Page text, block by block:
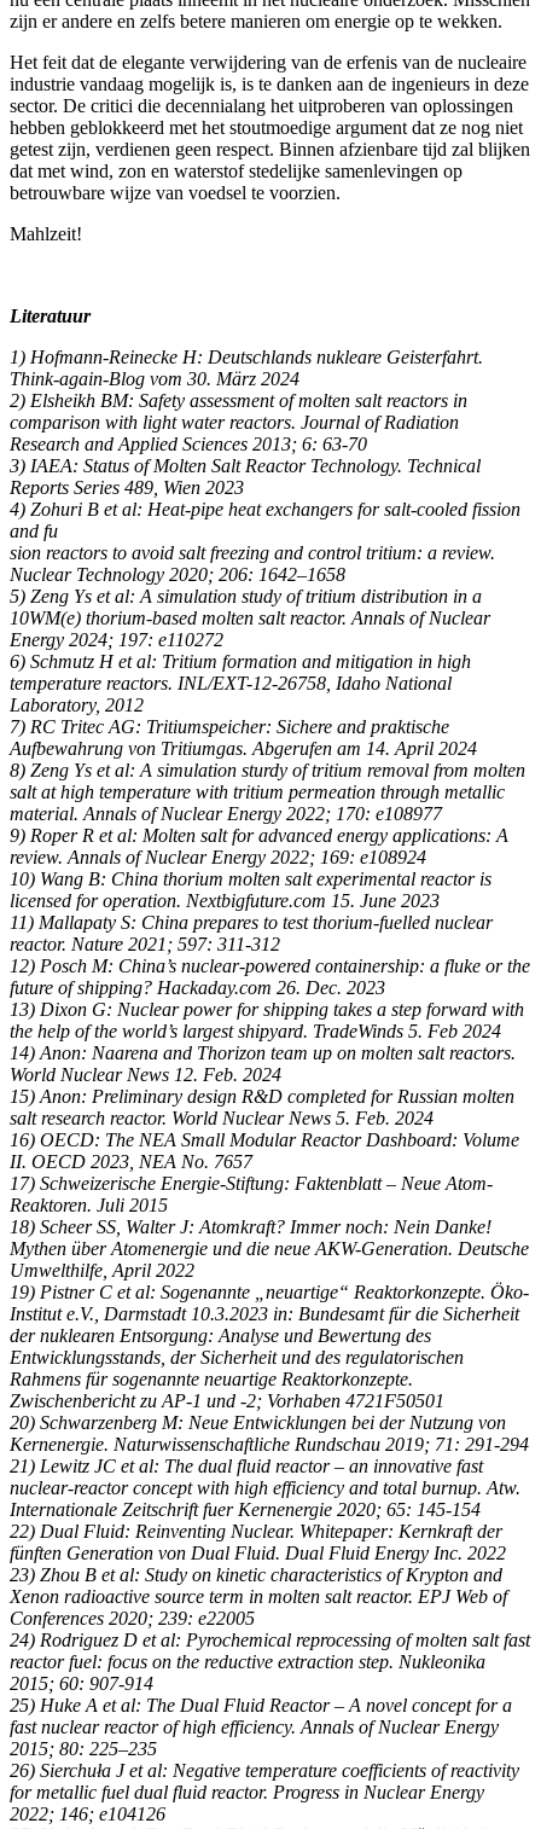
zijn er andere en zelfs betere manieren om energie op te wekken.
Het feit dat de elegante verwijdering van de erfenis van de nucleaire
industrie vandaag mogelijk is, is te danken aan de ingenieurs in deze
sector. De critici die decennialang het uitproberen van oplossingen
hebben geblokkeerd met het stoutmoedige argument dat ze nog niet
getest zijn, verdienen geen respect. Binnen afzienbare tijd zal blijken
dat met wind, zon en waterstof stedelijke samenlevingen op
betrouwbare wijze van voedsel te voorzien.
Mahlzeit!
Literatuur
1) Hofmann-Reinecke H: Deutschlands nukleare Geisterfahrt.
Think-again-Blog vom 30. März 2024
2) Elsheikh BM: Safety assessment of molten salt reactors in
comparison with light water reactors. Journal of Radiation
Research and Applied Sciences 2013; 6: 63-70
3) IAEA: Status of Molten Salt Reactor Technology. Technical
Reports Series 489, Wien 2023
4) Zohuri B et al: Heat-pipe heat exchangers for salt-cooled fission
and fu
sion reactors to avoid salt freezing and control tritium: a review.
Nuclear Technology 2020; 206: 1642–1658
5) Zeng Ys et al: A simulation study of tritium distribution in a
10WM(e) thorium-based molten salt reactor. Annals of Nuclear
Energy 2024; 197: e110272
6) Schmutz H et al: Tritium formation and mitigation in high
temperature reactors. INL/EXT-12-26758, Idaho National
Laboratory, 2012
7) RC Tritec AG: Tritiumspeicher: Sichere and praktische
Aufbewahrung von Tritiumgas. Abgerufen am 14. April 2024
8) Zeng Ys et al: A simulation sturdy of tritium removal from molten
salt at high temperature with tritium permeation through metallic
material. Annals of Nuclear Energy 2022; 170: e108977
9) Roper R et al: Molten salt for advanced energy applications: A
review. Annals of Nuclear Energy 2022; 169: e108924
10) Wang B: China thorium molten salt experimental reactor is
licensed for operation. Nextbigfuture.com 15. June 2023
11) Mallapaty S: China prepares to test thorium-fuelled nuclear
reactor. Nature 2021; 597: 311-312
12) Posch M: China’s nuclear-powered containership: a fluke or the
future of shipping? Hackaday.com 26. Dec. 2023
13) Dixon G: Nuclear power for shipping takes a step forward with
the help of the world’s largest shipyard. TradeWinds 5. Feb 2024
14) Anon: Naarena and Thorizon team up on molten salt reactors.
World Nuclear News 12. Feb. 2024
15) Anon: Preliminary design R&D completed for Russian molten
salt research reactor. World Nuclear News 5. Feb. 2024
16) OECD: The NEA Small Modular Reactor Dashboard: Volume
II. OECD 2023, NEA No. 7657
17) Schweizerische Energie-Stiftung: Faktenblatt – Neue Atom-
Reaktoren. Juli 2015
18) Scheer SS, Walter J: Atomkraft? Immer noch: Nein Danke!
Mythen über Atomenergie und die neue AKW-Generation. Deutsche
Umwelthilfe, April 2022
19) Pistner C et al: Sogenannte „neuartige“ Reaktorkonzepte. Öko-
Institut e.V., Darmstadt 10.3.2023 in: Bundesamt für die Sicherheit
der nuklearen Entsorgung: Analyse und Bewertung des
Entwicklungsstands, der Sicherheit und des regulatorischen
Rahmens für sogenannte neuartige Reaktorkonzepte.
Zwischenbericht zu AP-1 und -2; Vorhaben 4721F50501
20) Schwarzenberg M: Neue Entwicklungen bei der Nutzung von
Kernenergie. Naturwissenschaftliche Rundschau 2019; 71: 291-294
21) Lewitz JC et al: The dual fluid reactor – an innovative fast
nuclear-reactor concept with high efficiency and total burnup. Atw.
Internationale Zeitschrift fuer Kernenergie 2020; 65: 145-154
22) Dual Fluid: Reinventing Nuclear. Whitepaper: Kernkraft der
fünften Generation von Dual Fluid. Dual Fluid Energy Inc. 2022
23) Zhou B et al: Study on kinetic characteristics of Krypton and
Xenon radioactive source term in molten salt reactor. EPJ Web of
Conferences 2020; 239: e22005
24) Rodriguez D et al: Pyrochemical reprocessing of molten salt fast
reactor fuel: focus on the reductive extraction step. Nukleonika
2015; 60: 907-914
25) Huke A et al: The Dual Fluid Reactor – A novel concept for a
fast nuclear reactor of high efficiency. Annals of Nuclear Energy
2015; 80: 225–235
26) Sierchuła J et al: Negative temperature coefficients of reactivity
for metallic fuel dual fluid reactor. Progress in Nuclear Energy
2022; 146; e104126